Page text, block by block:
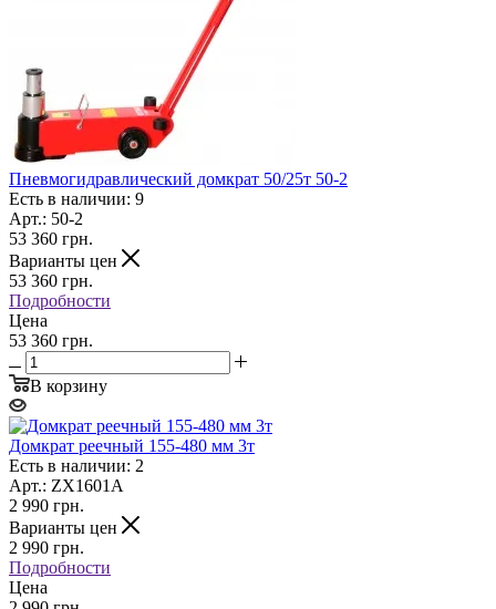
Пневмогидравлический домкрат 50/25т 50-2
Есть в наличии: 9
Арт.: 50-2
53 360 грн.
Варианты цен
53 360 грн.
Подробности
Цена
53 360 грн.
В корзину
Домкрат реечный 155-480 мм 3т
Есть в наличии: 2
Арт.: ZX1601A
2 990 грн.
Варианты цен
2 990 грн.
Подробности
Цена